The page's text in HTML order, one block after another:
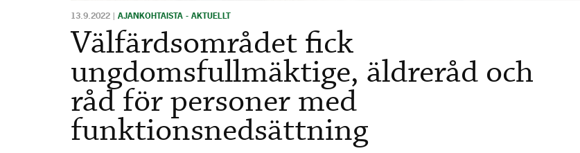
13.9.2022 | AJANKOHTAISTA - AKTUELLT
Välfärdsområdet fick
ungdomsfullmäktige, äldreråd och
råd för personer med
funktionsnedsättning